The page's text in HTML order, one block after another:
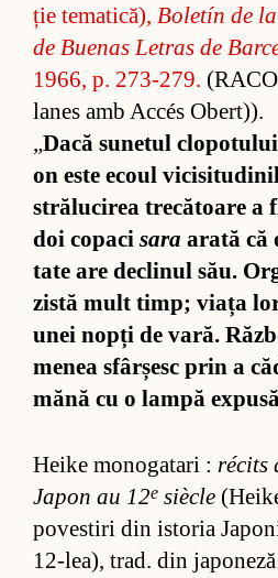
ție te­ma­ti­că), Bo­le­tín de
de Bu­e­nas Le­tras de
1966, p. 273-279.
la­nes amb Ac­cés Ober­t)).
„Dacă su­ne­tul
on este ecoul
stră­lu­ci­rea tre­că­toare a
doi co­paci sara arată că
tate are de­cli­nul său.
zistă mult timp; viața
unei nopți de va­ră.
me­nea sfâr­șesc prin a
mănă cu o lampă
Heike mo­no­ga­tari : récits
Ja­pon au 12e si­ècle
po­ves­tiri din is­to­ria
12-lea), trad. din